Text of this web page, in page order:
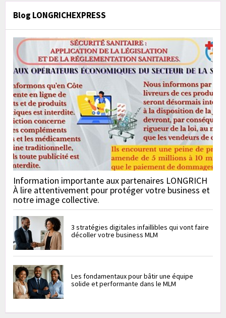
Blog LONGRICHEXPRESS
Information importante aux partenaires LONGRICH
À lire attentivement pour protéger votre business et
notre image collective.
3 stratégies digitales infaillibles qui vont faire
décoller votre business MLM
Les fondamentaux pour bâtir une équipe
solide et performante dans le MLM